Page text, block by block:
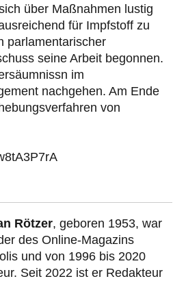
über Maßnahmen lustig
für Impfstoff zu
parlamentarischer
seine Arbeit begonnen.
im
nachgehen. Am Ende
von
Rötzer, geboren 1953, war
des Online-Magazins
und von 1996 bis 2020
Seit 2022 ist er Redakteur